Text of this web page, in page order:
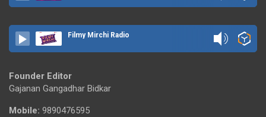
Filmy Mirchi Radio
Founder Editor
Gajanan Gangadhar Bidkar
Mobile: 9890476595